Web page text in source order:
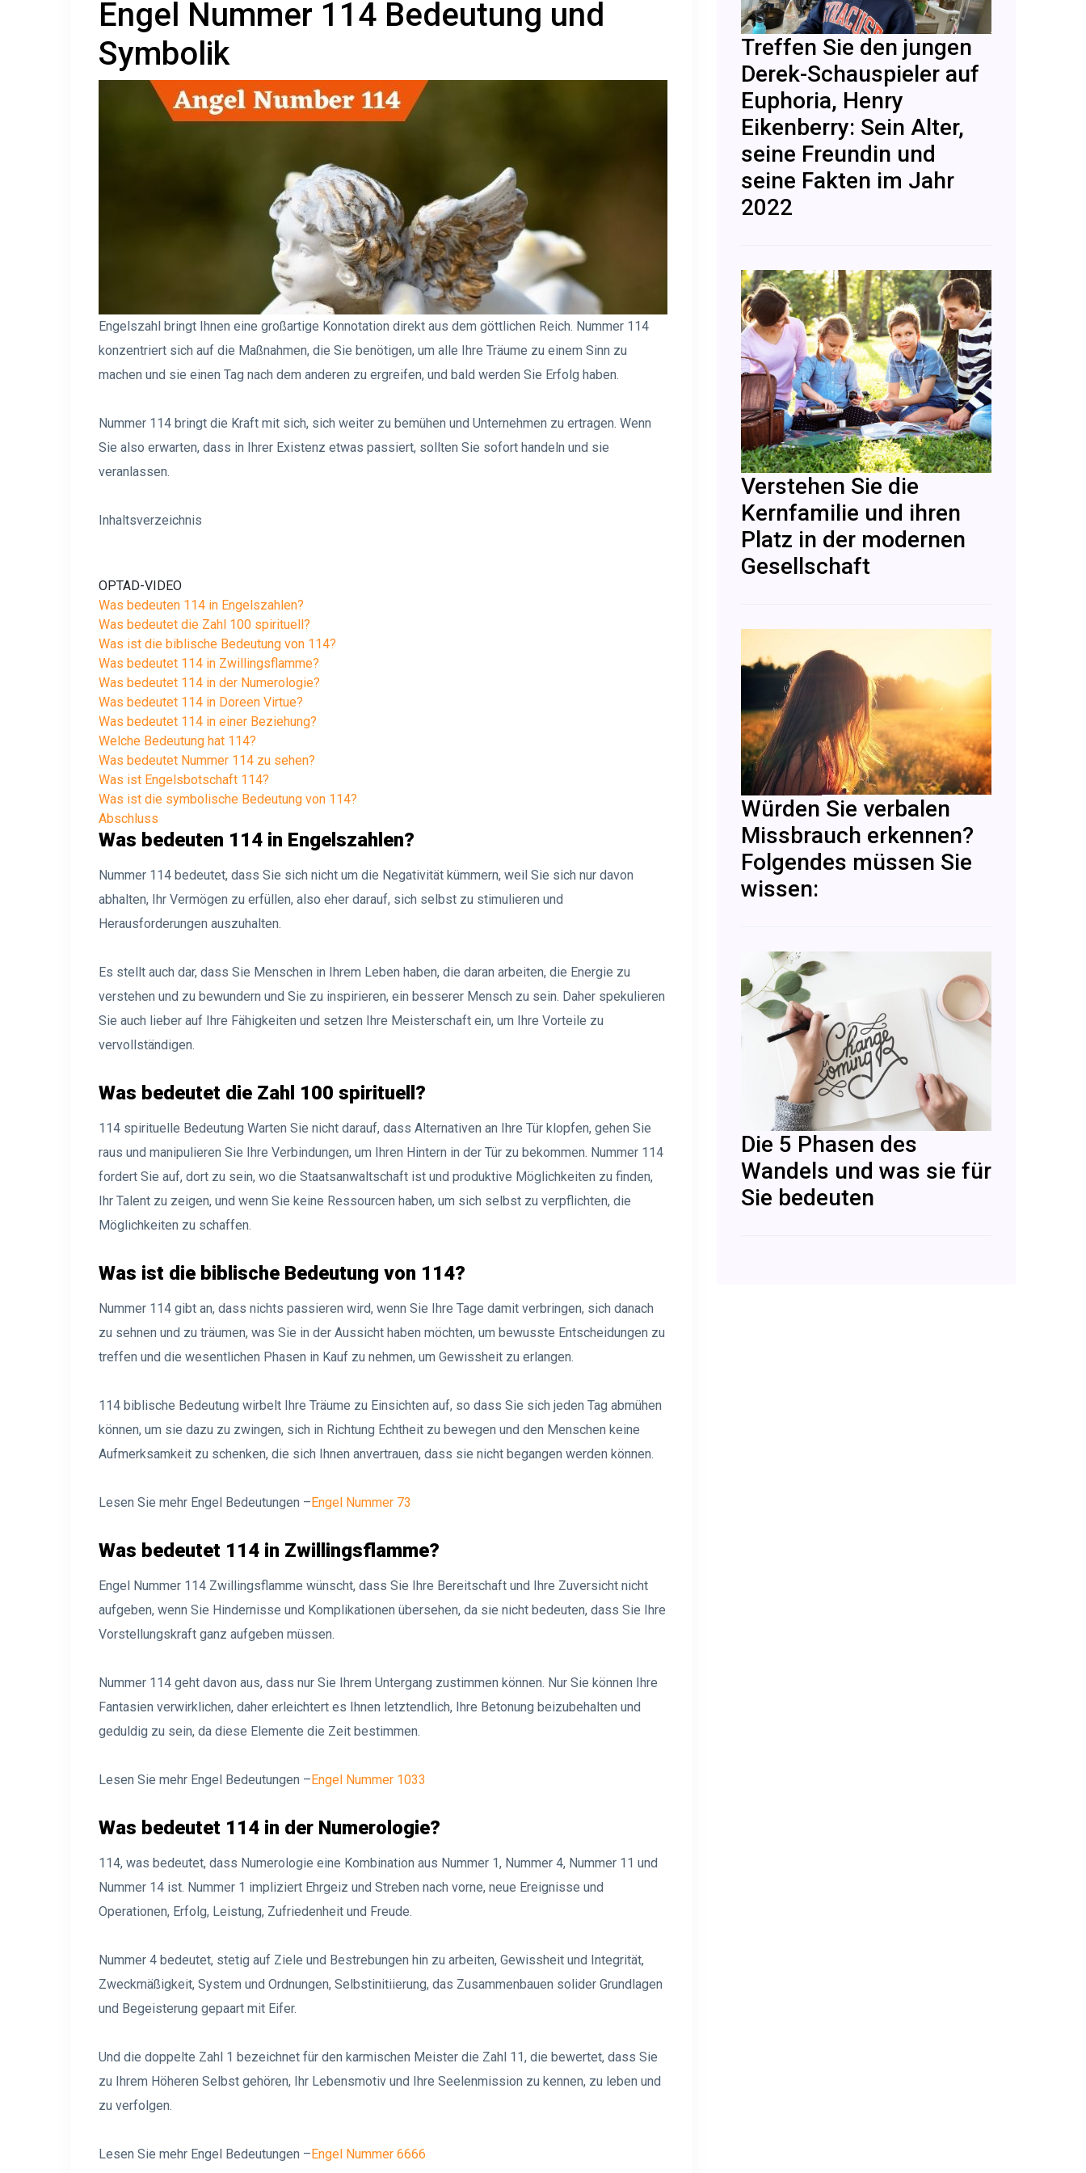
Engel Nummer 114 Bedeutung und
Symbolik
Engelszahl bringt Ihnen eine großartige Konnotation direkt aus dem göttlichen Reich. Nummer 114
konzentriert sich auf die Maßnahmen, die Sie benötigen, um alle Ihre Träume zu einem Sinn zu
machen und sie einen Tag nach dem anderen zu ergreifen, und bald werden Sie Erfolg haben.
Nummer 114 bringt die Kraft mit sich, sich weiter zu bemühen und Unternehmen zu ertragen. Wenn
Sie also erwarten, dass in Ihrer Existenz etwas passiert, sollten Sie sofort handeln und sie
veranlassen.
Inhaltsverzeichnis
OPTAD-VIDEO
Was bedeuten 114 in Engelszahlen?
Was bedeutet die Zahl 100 spirituell?
Was ist die biblische Bedeutung von 114?
Was bedeutet 114 in Zwillingsflamme?
Was bedeutet 114 in der Numerologie?
Was bedeutet 114 in Doreen Virtue?
Was bedeutet 114 in einer Beziehung?
Welche Bedeutung hat 114?
Was bedeutet Nummer 114 zu sehen?
Was ist Engelsbotschaft 114?
Was ist die symbolische Bedeutung von 114?
Abschluss
Was bedeuten 114 in Engelszahlen?
Nummer 114 bedeutet, dass Sie sich nicht um die Negativität kümmern, weil Sie sich nur davon
abhalten, Ihr Vermögen zu erfüllen, also eher darauf, sich selbst zu stimulieren und
Herausforderungen auszuhalten.
Es stellt auch dar, dass Sie Menschen in Ihrem Leben haben, die daran arbeiten, die Energie zu
verstehen und zu bewundern und Sie zu inspirieren, ein besserer Mensch zu sein. Daher spekulieren
Sie auch lieber auf Ihre Fähigkeiten und setzen Ihre Meisterschaft ein, um Ihre Vorteile zu
vervollständigen.
Was bedeutet die Zahl 100 spirituell?
114 spirituelle Bedeutung Warten Sie nicht darauf, dass Alternativen an Ihre Tür klopfen, gehen Sie
raus und manipulieren Sie Ihre Verbindungen, um Ihren Hintern in der Tür zu bekommen. Nummer 114
fordert Sie auf, dort zu sein, wo die Staatsanwaltschaft ist und produktive Möglichkeiten zu finden,
Ihr Talent zu zeigen, und wenn Sie keine Ressourcen haben, um sich selbst zu verpflichten, die
Möglichkeiten zu schaffen.
Was ist die biblische Bedeutung von 114?
Nummer 114 gibt an, dass nichts passieren wird, wenn Sie Ihre Tage damit verbringen, sich danach
zu sehnen und zu träumen, was Sie in der Aussicht haben möchten, um bewusste Entscheidungen zu
treffen und die wesentlichen Phasen in Kauf zu nehmen, um Gewissheit zu erlangen.
114 biblische Bedeutung wirbelt Ihre Träume zu Einsichten auf, so dass Sie sich jeden Tag abmühen
können, um sie dazu zu zwingen, sich in Richtung Echtheit zu bewegen und den Menschen keine
Aufmerksamkeit zu schenken, die sich Ihnen anvertrauen, dass sie nicht begangen werden können.
Lesen Sie mehr Engel Bedeutungen –Engel Nummer 73
Was bedeutet 114 in Zwillingsflamme?
Engel Nummer 114 Zwillingsflamme wünscht, dass Sie Ihre Bereitschaft und Ihre Zuversicht nicht
aufgeben, wenn Sie Hindernisse und Komplikationen übersehen, da sie nicht bedeuten, dass Sie Ihre
Vorstellungskraft ganz aufgeben müssen.
Nummer 114 geht davon aus, dass nur Sie Ihrem Untergang zustimmen können. Nur Sie können Ihre
Fantasien verwirklichen, daher erleichtert es Ihnen letztendlich, Ihre Betonung beizubehalten und
geduldig zu sein, da diese Elemente die Zeit bestimmen.
Lesen Sie mehr Engel Bedeutungen –Engel Nummer 1033
Was bedeutet 114 in der Numerologie?
114, was bedeutet, dass Numerologie eine Kombination aus Nummer 1, Nummer 4, Nummer 11 und
Nummer 14 ist. Nummer 1 impliziert Ehrgeiz und Streben nach vorne, neue Ereignisse und
Operationen, Erfolg, Leistung, Zufriedenheit und Freude.
Nummer 4 bedeutet, stetig auf Ziele und Bestrebungen hin zu arbeiten, Gewissheit und Integrität,
Zweckmäßigkeit, System und Ordnungen, Selbstinitiierung, das Zusammenbauen solider Grundlagen
und Begeisterung gepaart mit Eifer.
Und die doppelte Zahl 1 bezeichnet für den karmischen Meister die Zahl 11, die bewertet, dass Sie
zu Ihrem Höheren Selbst gehören, Ihr Lebensmotiv und Ihre Seelenmission zu kennen, zu leben und
zu verfolgen.
Lesen Sie mehr Engel Bedeutungen –Engel Nummer 6666
Treffen Sie den jungen
Derek-Schauspieler auf
Euphoria, Henry
Eikenberry: Sein Alter,
seine Freundin und
seine Fakten im Jahr
2022
Verstehen Sie die
Kernfamilie und ihren
Platz in der modernen
Gesellschaft
Würden Sie verbalen
Missbrauch erkennen?
Folgendes müssen Sie
wissen:
Die 5 Phasen des
Wandels und was sie für
Sie bedeuten